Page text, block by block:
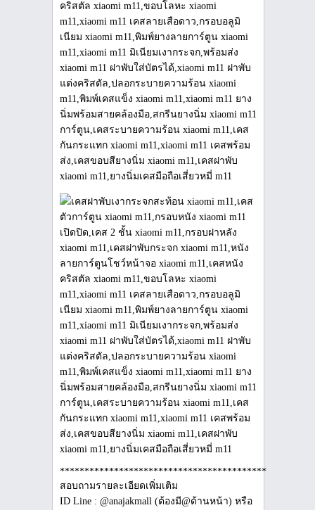
สอบถามรายละเอียดเพิ่มเติม
ID Line : @anajakmall (ต้องมี@ด้านหน้า) หรือ